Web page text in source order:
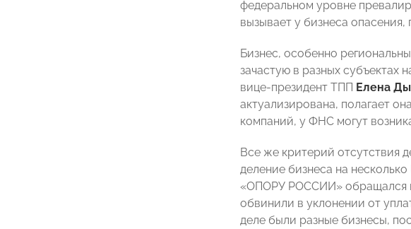
федеральном уровне
вызывает у бизнеса опасения,
Бизнес, особенно
зачастую в разных субъектах
вице-президент ТПП Елена
актуализирована, полагает
компаний, у ФНС могут
Все же критерий отсутствия
деление бизнеса на
«ОПОРУ РОССИИ» обращался
обвинили в уклонении от
деле были разные бизнесы,